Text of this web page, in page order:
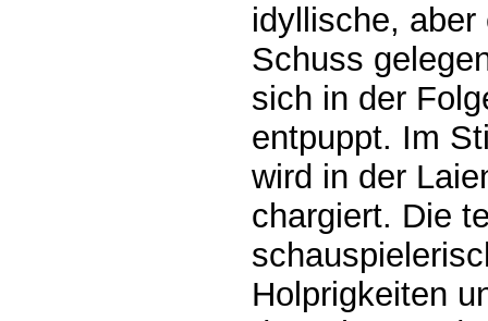
idyllische,
Schuss
sich in der
entpuppt. Im
wird in der
chargiert. Die
Holprigkeiten